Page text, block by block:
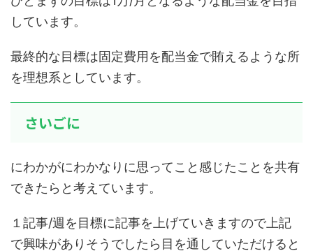
しています。
最終的な目標は固定費用を配当金で賄えるような所
を理想系としています。
さいごに
にわかがにわかなりに思ってこと感じたことを共有
できたらと考えています。
１記事/週を目標に記事を上げていきますので上記
で興味がありそうでしたら目を通していただけると